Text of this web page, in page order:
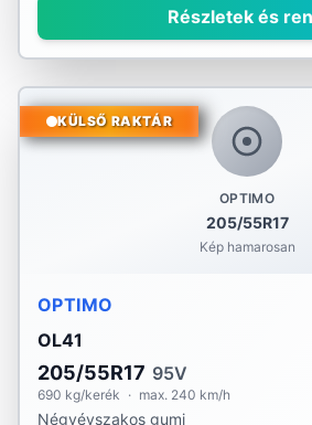
Részletek és
OPTIMO
205/55R17
Kép hamarosan
KÜLSŐ RAKTÁR
OPTIMO
OL41
205/55R17 95V
690 kg/kerék · max. 240 km/h
Négyévszakos gumi